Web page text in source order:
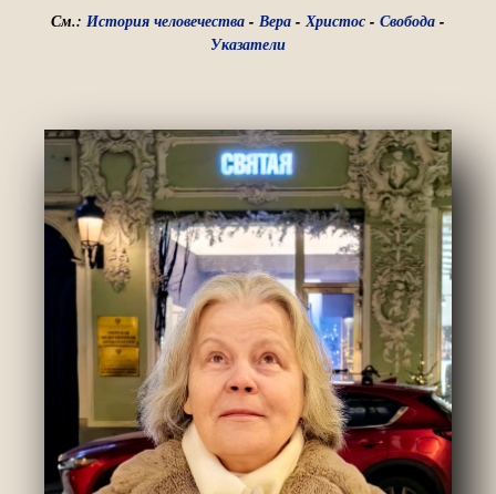
См.: История человечества- Вера-Христос- Свобода-
Указатели